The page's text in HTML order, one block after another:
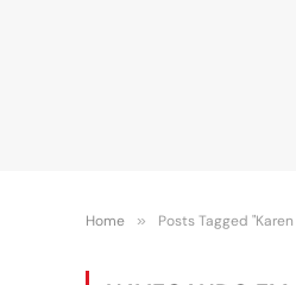
Home » Posts Tagged "Karen